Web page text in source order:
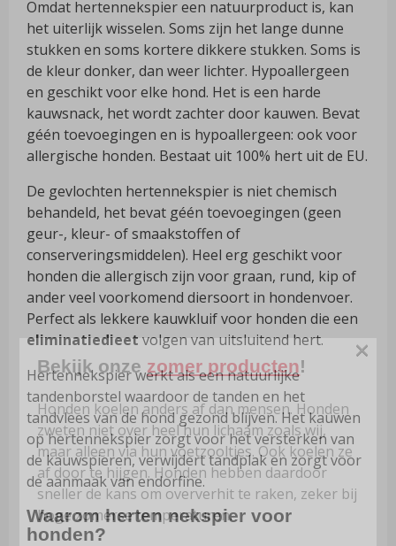
Omdat hertennekspier een natuurproduct is, kan
het uiterlijk wisselen. Soms zijn het lange dunne
stukken en soms kortere dikkere stukken. Soms is
de kleur donker, dan weer lichter. Hypoallergeen
en geschikt voor elke hond. Het is een harde
kauwsnack, het wordt zachter door kauwen. Bevat
géén toevoegingen en is hypoallergeen: ook voor
allergische honden. Bestaat uit 100% hert uit de EU.
De gevlochten hertennekspier is niet chemisch
behandeld, het bevat géén toevoegingen (geen
geur-, kleur- of smaakstoffen of
conserveringsmiddelen). Heel erg geschikt voor
honden die allergisch zijn voor graan, rund, kip of
ander veel voorkomend diersoort in hondenvoer.
Perfect als lekkere kauwkluif voor honden die een
eliminatiedieet volgen van uitsluitend hert.
Hertennekspier werkt als een natuurlijke
tandenborstel waardoor de tanden en het
tandvlees van de hond gezond blijven. Het kauwen
op hertennekspier zorgt voor het versterken van
de kauwspieren, verwijdert tandplak en zorgt voor
de aanmaak van endorfine.
Waarom herten nekspier voor
honden?
Bekijk onze zomer producten!
Honden koelen anders af dan mensen. Honden
zweten niet over heel hun lichaam zoals wij,
maar alleen via hun voetzooltjes. Ook koelen ze
af door te hijgen. Honden hebben daardoor
sneller de kans om oververhit te raken, zeker bij
hoge zomerse temperaturen.
×